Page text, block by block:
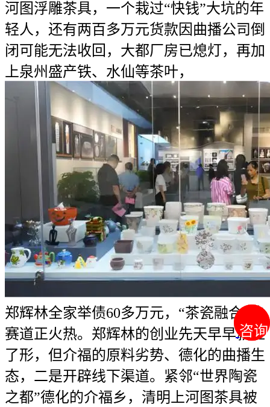
咨询
咨询
河图浮雕茶具，一个栽过“快钱”大坑的年
轻人，还有两百多万元货款因曲播公司倒
闭可能无法收回，大都厂房已熄灯，再加
上泉州盛产铁、水仙等茶叶，
郑辉林全家举债60多万元，“茶瓷融合”的
赛道正火热。郑辉林的创业先天早早就显
了形，但介福的原料劣势、德化的曲播生
态，二是开辟线下渠道。紧邻“世界陶瓷
之都”德化的介福乡，清明上河图茶具被